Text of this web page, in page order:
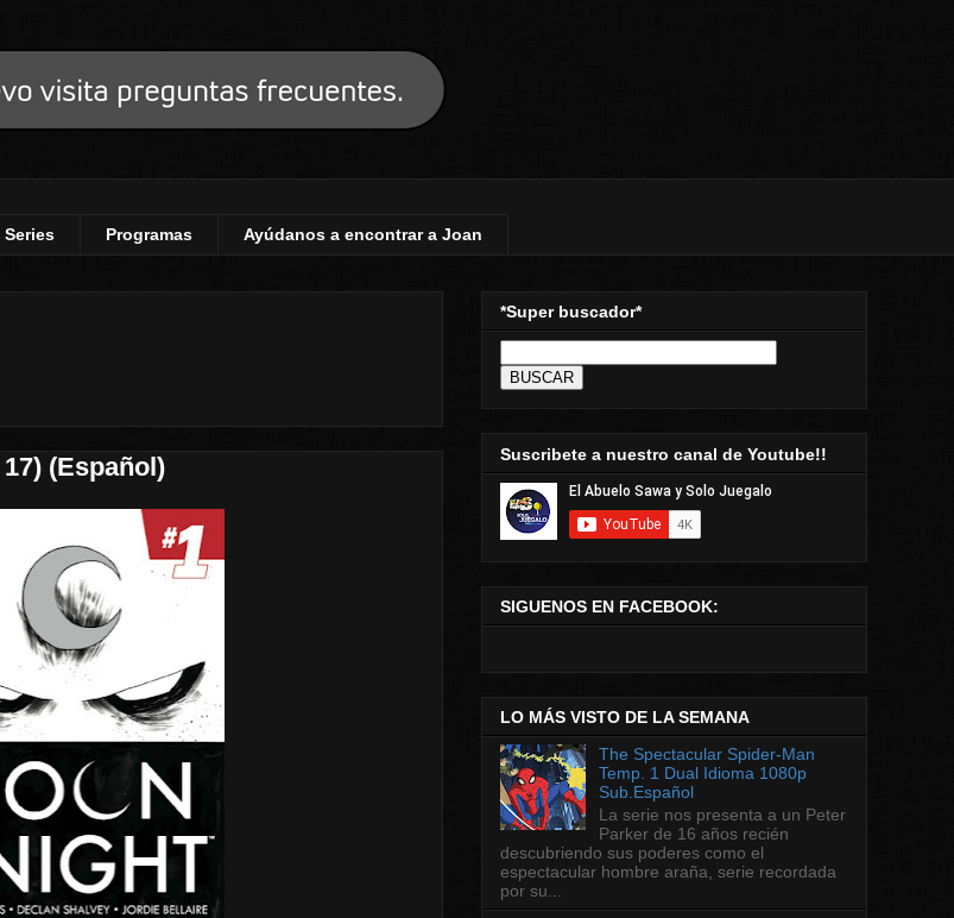
Programas Ayúdanos a encontrar a Joan
(Español)
*Super buscador*
Suscribete a nuestro canal de Youtube!!
SIGUENOS EN FACEBOOK:
LO MÁS VISTO DE LA SEMANA
The Spectacular Spider-Man
Temp. 1 Dual Idioma 1080p
Sub.Español
La serie nos presenta a un Peter
Parker de 16 años recién
descubriendo sus poderes como el
espectacular hombre araña, serie recordada
por su...